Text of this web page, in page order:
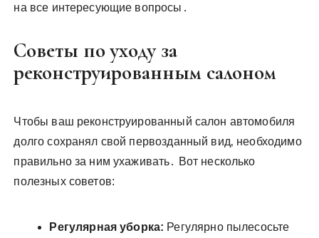
на все интересующие вопросы․
Советы по уходу за
реконструированным салоном
Чтобы ваш реконструированный салон автомобиля
долго сохранял свой первозданный вид‚ необходимо
правильно за ним ухаживать․ Вот несколько
полезных советов:
Регулярная уборка: Регулярно пылесосьте